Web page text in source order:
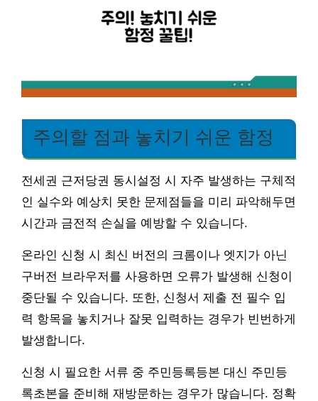
주의할 점과 놓치기 쉬운 함정
전세권 근저당권 동시설정 시 자주 발생하는 구체적
인 실수와 예상치 못한 문제점들을 미리 파악해두면
시간과 금전적 손실을 예방할 수 있습니다.
온라인 신청 시 최신 버전의 크롬이나 엣지가 아닌
구버전 브라우저를 사용하면 오류가 발생해 신청이
중단될 수 있습니다. 또한, 신청서 제출 전 필수 입
력 항목을 놓치거나 잘못 입력하는 경우가 빈번하게
발생합니다.
신청 시 필요한 서류 중 주민등록등본 대신 주민등
록초본을 준비해 재방문하는 경우가 많습니다. 정확